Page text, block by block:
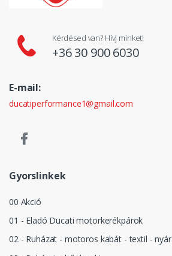
Kérdésed van? Hívj minket!
+36 30 900 6030
E-mail:
ducatiperformance1@gmail.com
Gyorslinkek
00 Akció
01 - Eladó Ducati motorkerékpárok
02 - Ruházat - motoros kabát - textil - nyár